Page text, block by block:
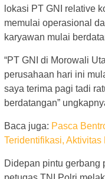
lokasi PT GNI relative
memulai operasional
karyawan mulai
“PT GNI di Morowali
perusahaan hari ini
saya terima pagi tadi
berdatangan”
Baca juga: Pasca
Teridentifikasi, Aktivitas
Didepan pintu gerbang